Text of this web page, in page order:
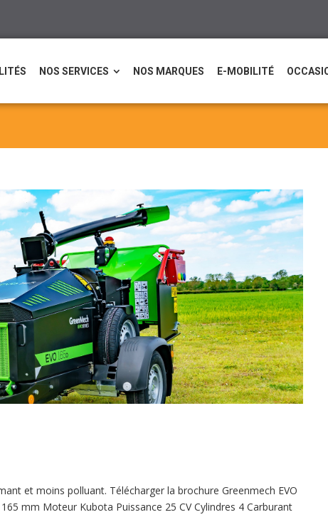
NOS SERVICES NOS MARQUES E-MOBILITÉ
et moins polluant. Télécharger la brochure Greenmech EVO
mm Moteur Kubota Puissance 25 CV Cylindres 4 Carburant